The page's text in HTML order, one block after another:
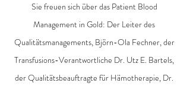
Sie freuen sich über das Patient Blood
Management in Gold: Der Leiter des
Qualitätsmanagements, Björn-Ola Fechner, der
Transfusions-Verantwortliche Dr. Utz E. Bartels,
der Qualitätsbeauftragte für Hämotherapie, Dr.